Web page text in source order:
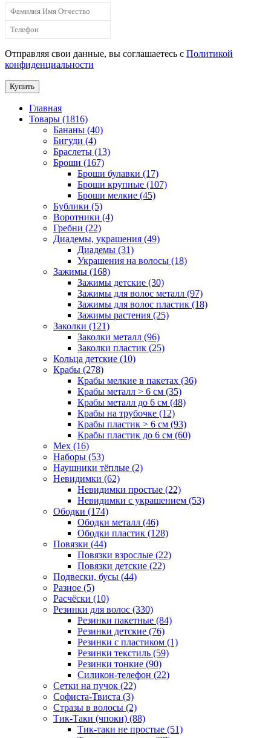
Отправляя свои данные, вы соглашаетесь с Политикой
конфиденциальности
Купить
Главная
Товары (1816)
Бананы (40)
Бигуди (4)
Браслеты (13)
Броши (167)
Броши булавки (17)
Броши крупные (107)
Броши мелкие (45)
Бублики (5)
Воротники (4)
Гребни (22)
Диадемы, украшения (49)
Диадемы (31)
Украшения на волосы (18)
Зажимы (168)
Зажимы детские (30)
Зажимы для волос металл (97)
Зажимы для волос пластик (18)
Зажимы растения (25)
Заколки (121)
Заколки металл (96)
Заколки пластик (25)
Кольца детские (10)
Крабы (278)
Крабы мелкие в пакетах (36)
Крабы металл > 6 см (35)
Крабы металл до 6 см (48)
Крабы на трубочке (12)
Крабы пластик > 6 см (93)
Крабы пластик до 6 см (60)
Мех (16)
Наборы (53)
Наушники тёплые (2)
Невидимки (62)
Невидимки простые (22)
Невидимки с украшением (53)
Ободки (174)
Ободки металл (46)
Ободки пластик (128)
Повязки (44)
Повязки взрослые (22)
Повязки детские (22)
Подвески, бусы (44)
Разное (5)
Расчёски (10)
Резинки для волос (330)
Резинки пакетные (84)
Резинки детские (76)
Резинки с пластиком (1)
Резинки текстиль (59)
Резинки тонкие (90)
Силикон-телефон (22)
Сетки на пучок (22)
Софиста-Твиста (3)
Стразы в волосы (2)
Тик-Таки (чпоки) (88)
Тик-таки не простые (51)